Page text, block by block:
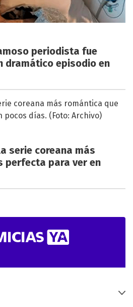
periodista fue
dramático episodio en
serie coreana más
perfecta para ver en